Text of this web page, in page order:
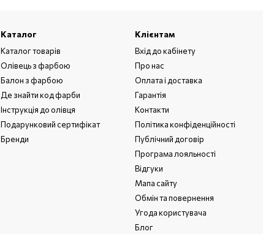
Каталог
Каталог товарів
Олівець з фарбою
Балон з фарбою
Де знайти код фарби
Інструкція до олівця
Подарунковий сертифікат
Бренди
Клієнтам
Вхід до кабінету
Про нас
Оплата і доставка
Гарантія
Контакти
Політика конфіденційності
Публічний договір
Програма лояльності
Відгуки
Мапа сайту
Обмін та повернення
Угода користувача
Блог